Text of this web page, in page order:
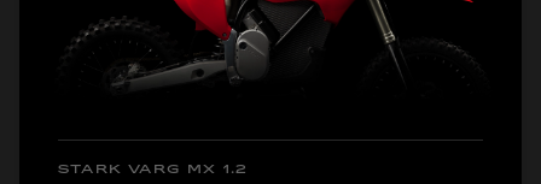
STARK VARG MX 1.2